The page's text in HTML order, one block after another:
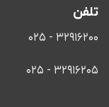
32916200
32916205